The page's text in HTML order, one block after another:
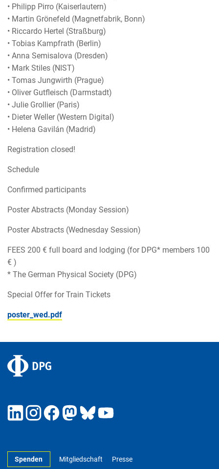
• Philipp Pirro (Kaiserlautern)
• Martin Grönefeld (Magnetfabrik, Bonn)
• Riccardo Hertel (Straßburg)
• Tobias Kampfrath (Berlin)
• Anna Semisalova (Dresden)
• Mark Stiles (NIST)
• Tomas Jungwirth (Prague)
• Oliver Gutfleisch (Darmstadt)
• Julie Grollier (Paris)
• Dieter Weller (Western Digital)
• Helena Gavilán (Madrid)
Registration closed!
Schedule
Confirmed participants
Poster Abstracts (Monday Session)
Poster Abstracts (Wednesday Session)
FEES 200 € full board and lodging (for DPG* members 100
€ )
* The German Physical Society (DPG)
Special Offer for Train Tickets
poster_wed.pdf
Spenden Mitgliedschaft Presse